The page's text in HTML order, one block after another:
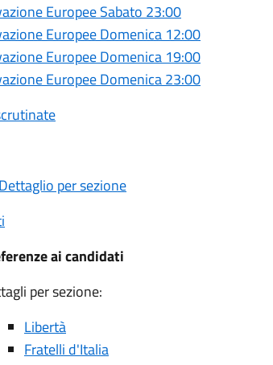
Europee Sabato 23:00
Europee Domenica 12:00
Europee Domenica 19:00
Europee Domenica 23:00
Dettaglio per sezione
ai candidati
per sezione:
Libertà
Fratelli d'Italia